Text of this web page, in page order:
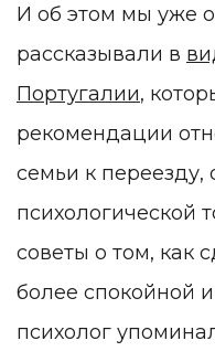
И об этом мы уже
рассказывали в
Португалии,
рекомендации
семьи к переезду,
психологической
советы о том, как
более спокойной
психолог